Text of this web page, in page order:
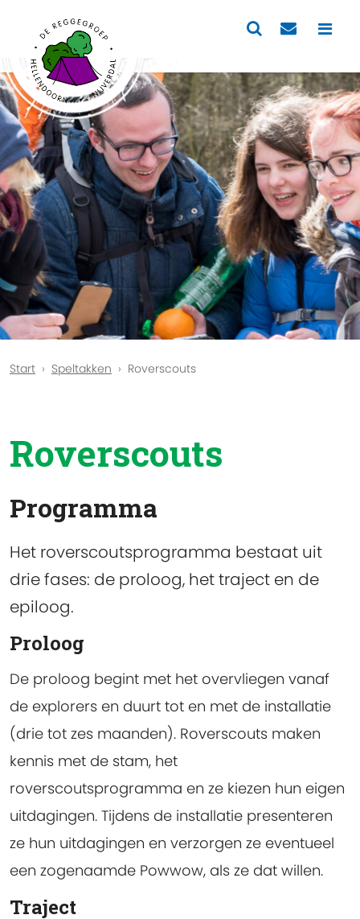
Start Speltakken Roverscouts
Roverscouts
Programma
Het roverscoutsprogramma bestaat uit
drie fases: de proloog, het traject en de
epiloog.
Proloog
De proloog begint met het overvliegen vanaf
de explorers en duurt tot en met de installatie
(drie tot zes maanden). Roverscouts maken
kennis met de stam, het
roverscoutsprogramma en ze kiezen hun eigen
uitdagingen. Tijdens de installatie presenteren
ze hun uitdagingen en verzorgen ze eventueel
een zogenaamde Powwow, als ze dat willen.
Traject